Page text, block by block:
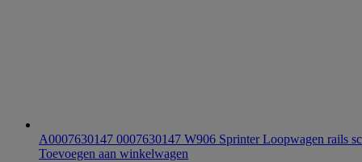
A0007630147 0007630147 W906 Sprinter Loopwagen rails
Toevoegen aan winkelwagen